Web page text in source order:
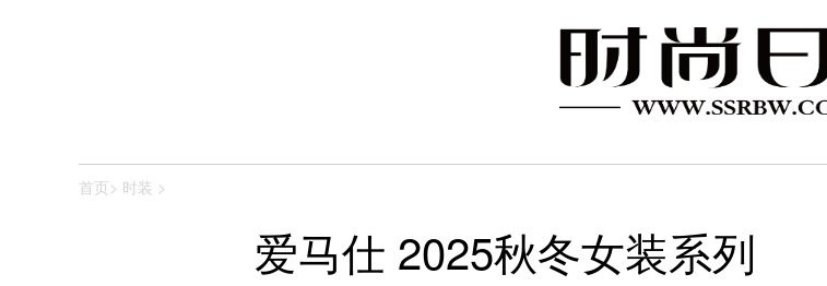
首页> 时装 >
爱马仕 2025秋冬女装系列